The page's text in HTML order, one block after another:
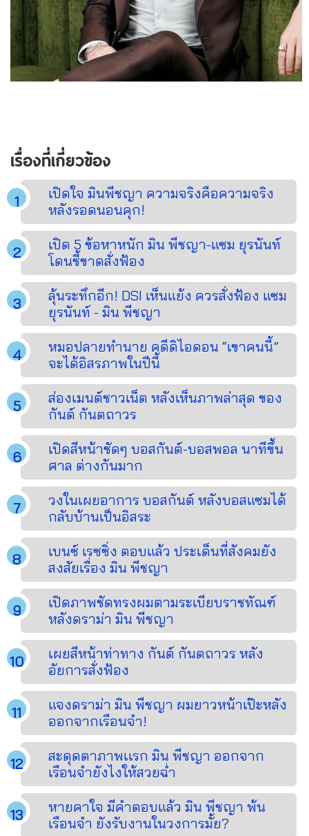
เรื่องที่เกี่ยวข้อง
เปิดใจ มินพีชญา ความจริงคือความจริง
หลังรอดนอนคุก!
เปิด 5 ข้อหาหนัก มิน พีชญา-แซม ยุรนันท์
โดนชี้ขาดสั่งฟ้อง
ลุ้นระทึกอีก! DSI เห็นแย้ง ควรสั่งฟ้อง แซม
ยุรนันท์ - มิน พีชญา
หมอปลายทำนาย คดีดิไอดอน “เขาคนนี้”
จะได้อิสรภาพในปีนี้
ส่องเมนต์ชาวเน็ต หลังเห็นภาพล่าสุด ของ
กันต์ กันตถาวร
เปิดสีหน้าชัดๆ บอสกันต์-บอสพอล นาทีขึ้น
ศาล ต่างกันมาก
วงในเผยอาการ บอสกันต์ หลังบอสแซมได้
กลับบ้านเป็นอิสระ
เบนซ์ เรซซิ่ง ตอบแล้ว ประเด็นที่สังคมยัง
สงสัยเรื่อง มิน พีชญา
เปิดภาพชัดทรงผมตามระเบียบราชทัณฑ์
หลังดราม่า มิน พีชญา
เผยสีหน้าท่าทาง กันต์ กันตถาวร หลัง
อัยการสั่งฟ้อง
แจงดราม่า มิน พีชญา ผมยาวหน้าเป๊ะหลัง
ออกจากเรือนจำ!
สะดุดตาภาพเเรก มิน พีชญา ออกจาก
เรือนจำยังไงให้สวยฉ่ำ
หายคาใจ มีคำตอบแล้ว มิน พีชญา พ้น
เรือนจำ ยังรับงานในวงการมั้ย?